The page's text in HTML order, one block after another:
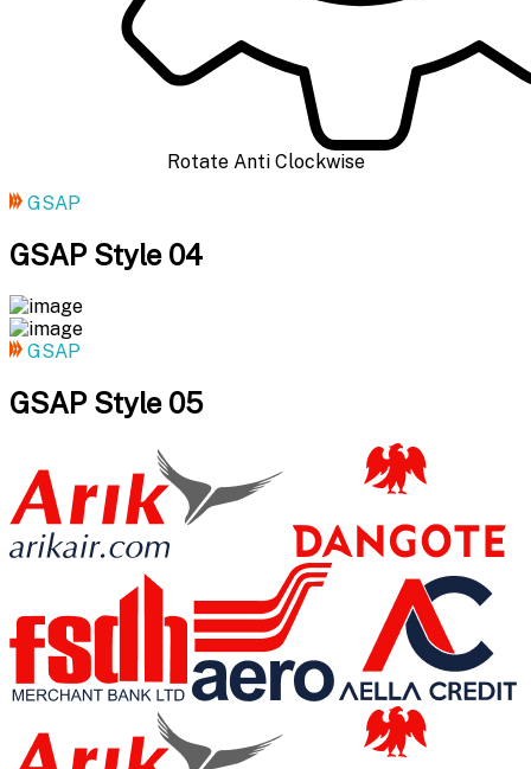
Rotate Anti Clockwise
GSAP
GSAP Style 04
GSAP
GSAP Style 05